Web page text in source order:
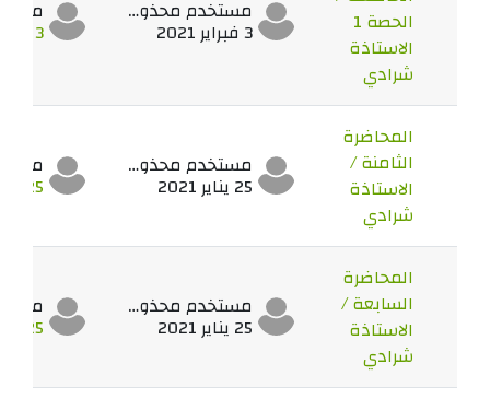
الحصة 1
الاستاذة
شرادي
مستخدم محذوف
3 فبراير 2021 3 فبراير 2021
المحاضرة
الثامنة /
الاستاذة
شرادي
مستخدم محذوف
25 يناير 2021 25 يناير 2021
المحاضرة
السابعة /
الاستاذة
شرادي
مستخدم محذوف
25 يناير 2021 25 يناير 2021